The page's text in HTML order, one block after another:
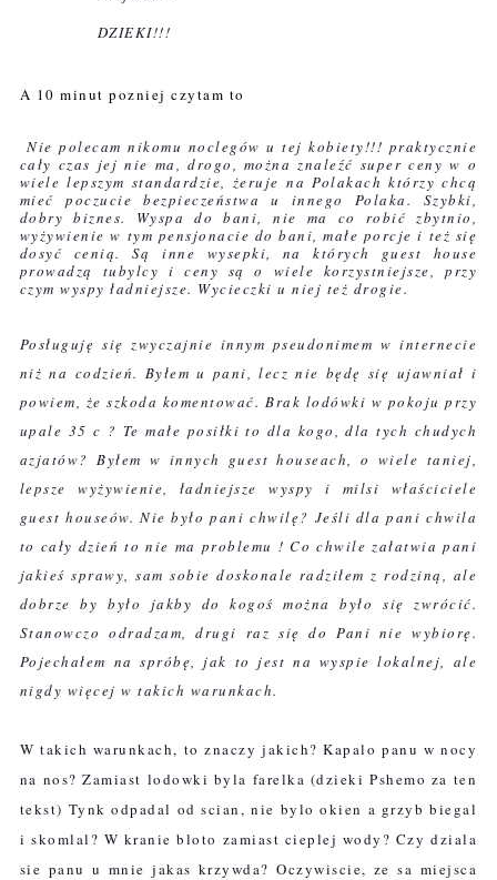
DZIEKI!!!
A 10 minut pozniej czytam to
Nie polecam nikomu noclegów u tej kobiety!!! praktycznie
cały czas jej nie ma, drogo, można znaleźć super ceny w o
wiele lepszym standardzie, żeruje na Polakach którzy chcą
mieć poczucie bezpieczeństwa u innego Polaka. Szybki,
dobry biznes. Wyspa do bani, nie ma co robić zbytnio,
wyżywienie w tym pensjonacie do bani, małe porcje i też się
dosyć cenią. Są inne wysepki, na których guest house
prowadzą tubylcy i ceny są o wiele korzystniejsze, przy
czym wyspy ładniejsze. Wycieczki u niej też drogie.
Posługuję się zwyczajnie innym pseudonimem w internecie
niż na codzień. Byłem u pani, lecz nie będę się ujawniał i
powiem, że szkoda komentować. Brak lodówki w pokoju przy
upale 35 c ? Te małe posiłki to dla kogo, dla tych chudych
azjatów? Byłem w innych guest houseach, o wiele taniej,
lepsze wyżywienie, ładniejsze wyspy i milsi właściciele
guest houseów. Nie było pani chwilę? Jeśli dla pani chwila
to cały dzień to nie ma problemu ! Co chwile załatwia pani
jakieś sprawy, sam sobie doskonale radziłem z rodziną, ale
dobrze by było jakby do kogoś można było się zwrócić.
Stanowczo odradzam, drugi raz się do Pani nie wybiorę.
Pojechałem na spróbę, jak to jest na wyspie lokalnej, ale
nigdy więcej w takich warunkach.
W takich warunkach, to znaczy jakich? Kapalo panu w nocy
na nos? Zamiast lodowki byla farelka (dzieki Pshemo za ten
tekst) Tynk odpadal od scian, nie bylo okien a grzyb biegal
i skomlal? W kranie bloto zamiast cieplej wody? Czy dziala
sie panu u mnie jakas krzywda? Oczywiscie, ze sa miejsca